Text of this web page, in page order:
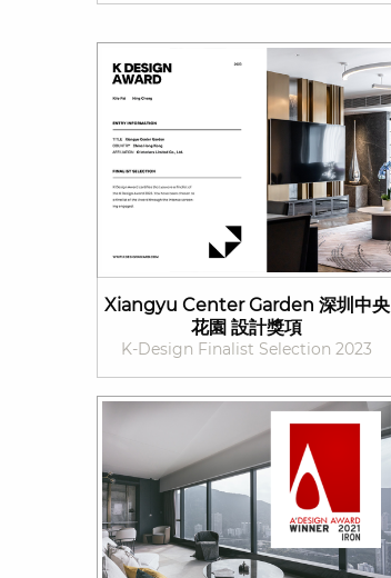
Xiangyu Center Garden 深圳中央
花園 設計獎項
K-Design Finalist Selection 2023